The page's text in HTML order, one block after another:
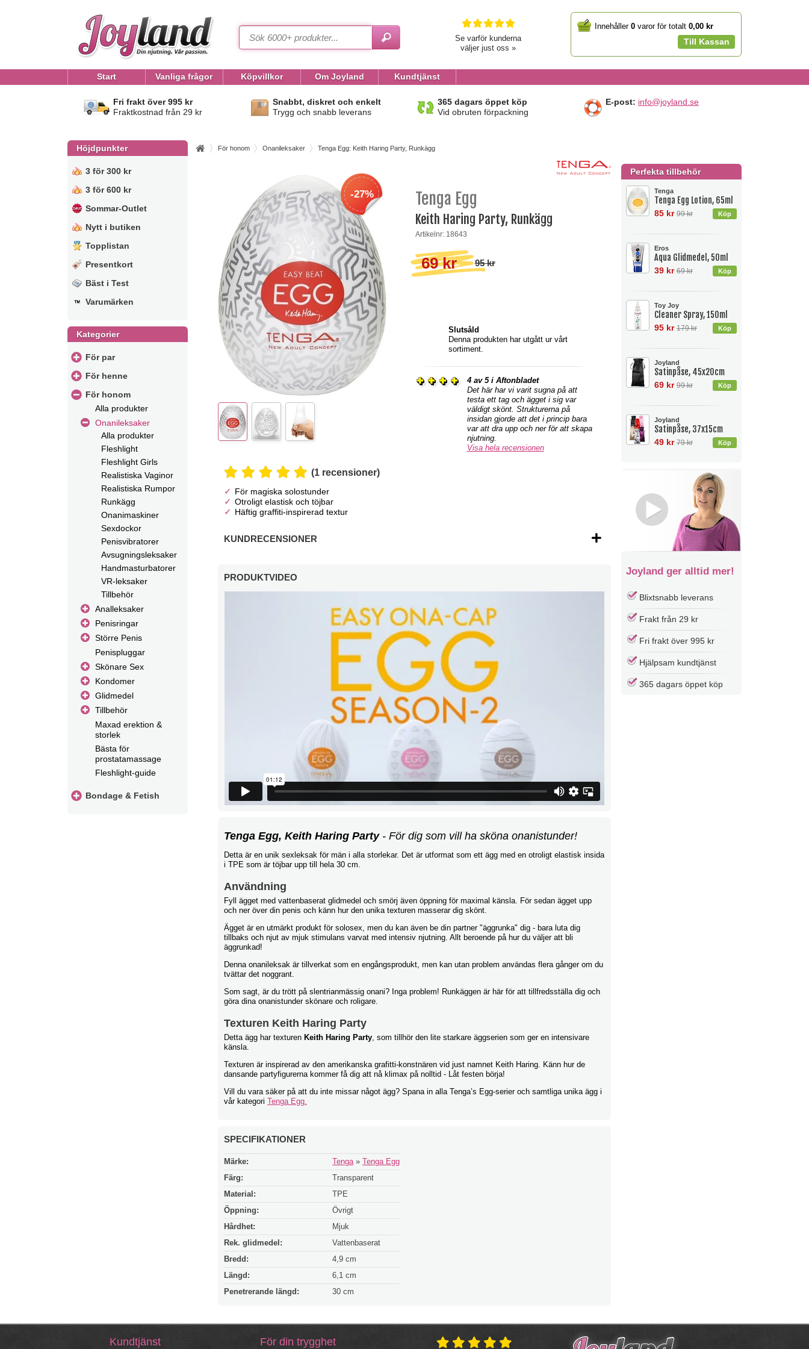
Se varför kunderna
väljer just oss »
YourInnehåller 0 varor för totalt 0,00 kr
Till Kassan
Start Vanliga frågor Köpvillkor Om Joyland Kundtjänst
Fri frakt över 995 kr
Fraktkostnad från 29 kr
Snabbt, diskret och enkelt
Trygg och snabb leverans
365 dagars öppet köp
Vid obruten förpackning
E-post: info@joyland.se
Höjdpunkter
3 för 300 kr
3 för 600 kr
Sommar-Outlet
Nytt i butiken
Topplistan
Presentkort
Bäst i Test
Varumärken
Kategorier
För par
För henne
För honom
Alla produkter
Onanileksaker
Alla produkter
Fleshlight
Fleshlight Girls
Realistiska Vaginor
Realistiska Rumpor
Runkägg
Onanimaskiner
Sexdockor
Penisvibratorer
Avsugningsleksaker
Handmasturbatorer
VR-leksaker
Tillbehör
Analleksaker
Penisringar
Större Penis
Penispluggar
Skönare Sex
Kondomer
Glidmedel
Tillbehör
Maxad erektion &
storlek
Bästa för
prostatamassage
Fleshlight-guide
Bondage & Fetish
För honom Onanileksaker Tenga Egg: Keith Haring Party, Runkägg
-27% Tenga Egg
Keith Haring Party, Runkägg
Artikelnr: 18643
69 kr 95 kr
Slutsåld
Denna produkten har utgått ur vårt
sortiment.
4 av 5 i Aftonbladet
Det här har vi varit sugna på att
testa ett tag och ägget i sig var
väldigt skönt. Strukturerna på
insidan gjorde att det i princip bara
var att dra upp och ner för att skapa
njutning.
Visa hela recensionen
(1 recensioner)
För magiska solostunder
Otroligt elastisk och töjbar
Häftig graffiti-inspirerad textur
KUNDRECENSIONER
PRODUKTVIDEO
Tenga Egg, Keith Haring Party- För dig som vill ha sköna onanistunder!
Detta är en unik sexleksak för män i alla storlekar. Det är utformat som ett ägg med en otroligt elastisk insida
i TPE som är töjbar upp till hela 30 cm.
Användning
Fyll ägget med vattenbaserat glidmedel och smörj även öppning för maximal känsla. För sedan ägget upp
och ner över din penis och känn hur den unika texturen masserar dig skönt.
Ägget är en utmärkt produkt för solosex, men du kan även be din partner "äggrunka" dig - bara luta dig
tillbaks och njut av mjuk stimulans varvat med intensiv njutning. Allt beroende på hur du väljer att bli
äggrunkad!
Denna onanileksak är tillverkat som en engångsprodukt, men kan utan problem användas flera gånger om du
tvättar det noggrant.
Som sagt, är du trött på slentrianmässig onani? Inga problem! Runkäggen är här för att tillfredsställa dig och
göra dina onanistunder skönare och roligare.
Texturen Keith Haring Party
Detta ägg har texturen Keith Haring Party, som tillhör den lite starkare äggserien som ger en intensivare
känsla.
Texturen är inspirerad av den amerikanska grafitti-konstnären vid just namnet Keith Haring. Känn hur de
dansande partyfigurerna kommer få dig att nå klimax på nolltid - Låt festen börja!
Vill du vara säker på att du inte missar något ägg? Spana in alla Tenga’s Egg-serier och samtliga unika ägg i
vår kategori Tenga Egg.
SPECIFIKATIONER
Märke: Tenga » Tenga Egg
Färg:
Transparent
Material:
TPE
Öppning:
Övrigt
Hårdhet:
Mjuk
Rek. glidmedel:
Vattenbaserat
Bredd:
4,9 cm
Längd:
6,1 cm
Penetrerande längd:
30 cm
Perfekta tillbehör
Tenga
Tenga Egg Lotion, 65ml
85 kr 99 kr
Eros
Aqua Glidmedel, 50ml
39 kr 69 kr
Toy Joy
Cleaner Spray, 150ml
95 kr 179 kr
Joyland
Satinpåse, 45x20cm
69 kr 99 kr
Joyland
Satinpåse, 37x15cm
49 kr 79 kr
Joyland ger alltid mer!
Blixtsnabb leverans
Frakt från 29 kr
Fri frakt över 995 kr
Hjälpsam kundtjänst
365 dagars öppet köp
Kundtjänst För din trygghet